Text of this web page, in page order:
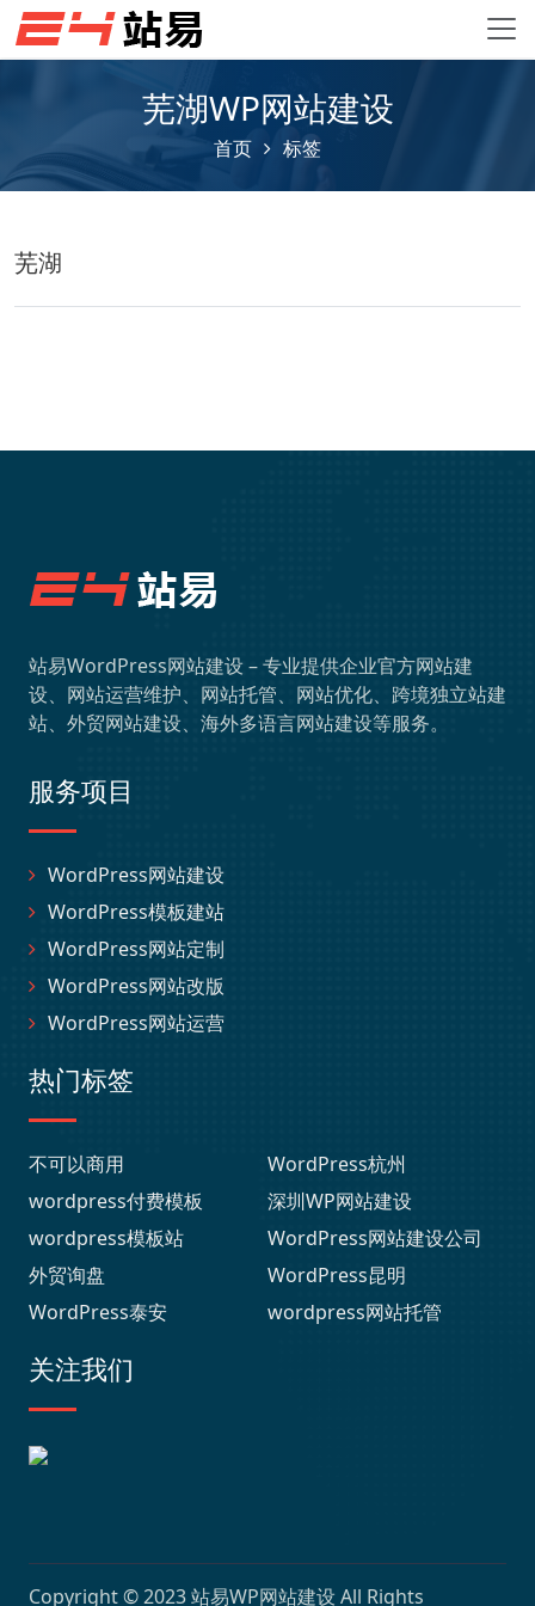
芜湖WP网站建设
首页 标签
芜湖
站易WordPress网站建设 – 专业提供企业官方网站建
设、网站运营维护、网站托管、网站优化、跨境独立站建
站、外贸网站建设、海外多语言网站建设等服务。
服务项目
WordPress网站建设
WordPress模板建站
WordPress网站定制
WordPress网站改版
WordPress网站运营
热门标签
不可以商用
WordPress杭州
wordpress付费模板
深圳WP网站建设
wordpress模板站
WordPress网站建设公司
外贸询盘
WordPress昆明
WordPress泰安
wordpress网站托管
关注我们
Copyright © 2023站易WP网站建设 All Rights